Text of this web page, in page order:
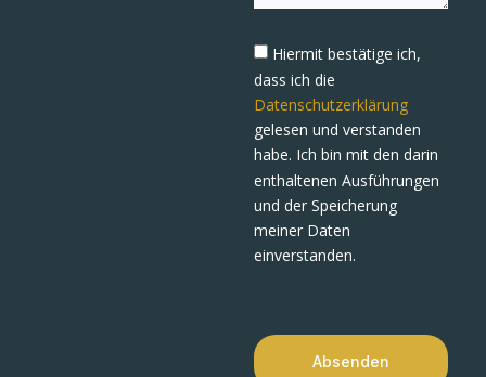
Hiermit bestätige ich,
dass ich die
Datenschutzerklärung
gelesen und verstanden
habe. Ich bin mit den darin
enthaltenen Ausführungen
und der Speicherung
meiner Daten
einverstanden.
Absenden